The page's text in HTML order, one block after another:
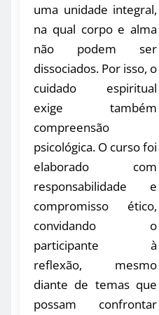
uma unidade integral,
na qual corpo e alma
não podem ser
dissociados. Por isso, o
cuidado espiritual
exige também
compreensão
psicológica. O curso foi
elaborado com
responsabilidade e
compromisso ético,
convidando o
participante à
reflexão, mesmo
diante de temas que
possam confrontar